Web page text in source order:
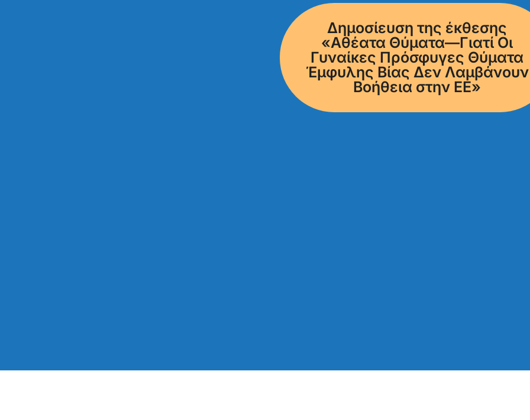
Δημοσίευση της έκθεσης
«Αθέατα Θύματα—Γιατί Οι
Γυναίκες Πρόσφυγες Θύματα
Έμφυλης Βίας Δεν Λαμβάνουν
Βοήθεια στην ΕΕ»